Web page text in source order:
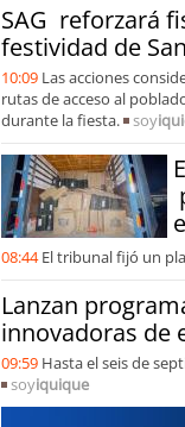
SAG reforzará
festividad de
10:09 Las acciones
rutas de acceso al
durante la fiesta.
soy
08:44 El tribunal fijó un
Lanzan
innovadoras de
09:59 Hasta el seis de
soyiquique